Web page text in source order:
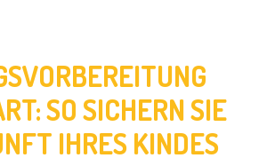
SO SICHERN SIE
IHRES KINDES